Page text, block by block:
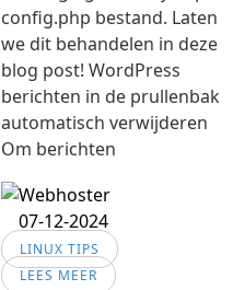
config.php bestand. Laten
we dit behandelen in deze
blog post! WordPress
berichten in de prullenbak
automatisch verwijderen
Om berichten
07-12-2024
LINUX TIPS
LEES MEER